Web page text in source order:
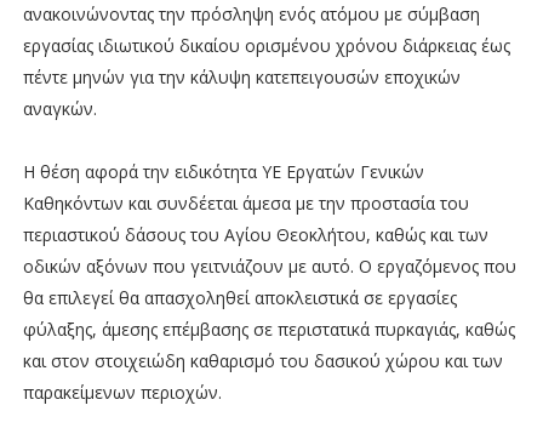
ανακοινώνοντας την πρόσληψη ενός ατόμου με σύμβαση
εργασίας ιδιωτικού δικαίου ορισμένου χρόνου διάρκειας έως
πέντε μηνών για την κάλυψη κατεπειγουσών εποχικών
αναγκών.
Η θέση αφορά την ειδικότητα ΥΕ Εργατών Γενικών
Καθηκόντων και συνδέεται άμεσα με την προστασία του
περιαστικού δάσους του Αγίου Θεοκλήτου, καθώς και των
οδικών αξόνων που γειτνιάζουν με αυτό. Ο εργαζόμενος που
θα επιλεγεί θα απασχοληθεί αποκλειστικά σε εργασίες
φύλαξης, άμεσης επέμβασης σε περιστατικά πυρκαγιάς, καθώς
και στον στοιχειώδη καθαρισμό του δασικού χώρου και των
παρακείμενων περιοχών.